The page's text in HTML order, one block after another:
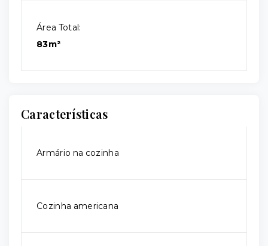
Área Total:
83m²
Características
Armário na cozinha
Cozinha americana